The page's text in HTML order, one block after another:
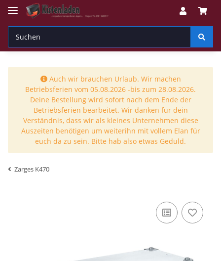
Auch wir brauchen Urlaub. Wir machen
Betriebsferien vom 05.08.2026 -bis zum 28.08.2026.
Deine Bestellung wird sofort nach dem Ende der
Betriebsferien bearbeitet. Wir danken für dein
Verständnis, dass wir als kleines Unternehmen diese
Auszeiten benötigen um weiterihn mit vollem Elan für
euch da zu sein. Bitte hab also etwas Geduld.
Zarges K470